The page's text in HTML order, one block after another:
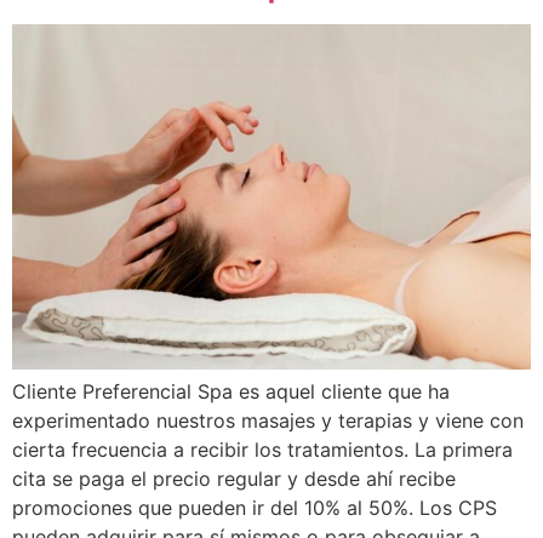
Cliente Preferencial Spa es aquel cliente que ha
experimentado nuestros masajes y terapias y viene con
cierta frecuencia a recibir los tratamientos. La primera
cita se paga el precio regular y desde ahí recibe
promociones que pueden ir del 10% al 50%. Los CPS